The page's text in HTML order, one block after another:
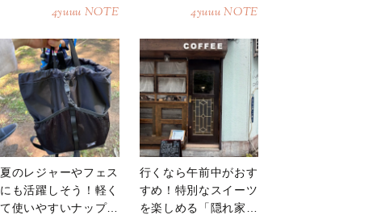
4yuuu NOTE 4yuuu NOTE
夏のレジャーやフェス
にも活躍しそう！軽く
て使いやすいナップサ
行くなら午前中がおす
すめ！特別なスイーツ
を楽しめる「隠れ家カ